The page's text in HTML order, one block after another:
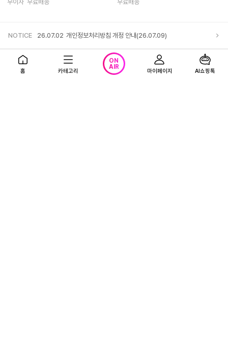
무이자 무료배송
무료배송
NOTICE 26.07.02 개인정보처리방침 개정 안내(26.07.09)
앱다운로드 고객센터
홈 카테고리
ON
AIR
마이페이지 AI쇼핑톡